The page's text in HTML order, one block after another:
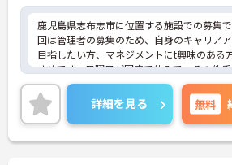
鹿児島県志布志市に位置する施設での募集
回は管理者の募集のため、自身のキャリア
目指したい方、マネジメントにt興味のある
すめです。日曜日が固定で休みで、その他
実しており安心して働くことができます。
ある方には面接のポイントをお伝えしますの
気軽にお問い合わせください。
詳細を見る 無料